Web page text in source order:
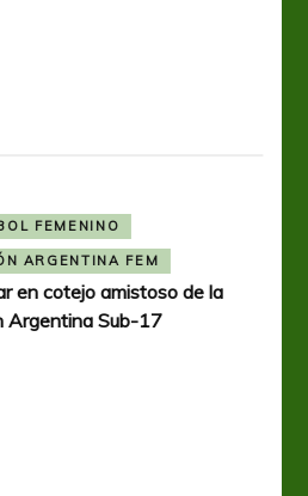
FEMENINO
ARGENTINA FEM
en cotejo amistoso de la
Argentina Sub-17